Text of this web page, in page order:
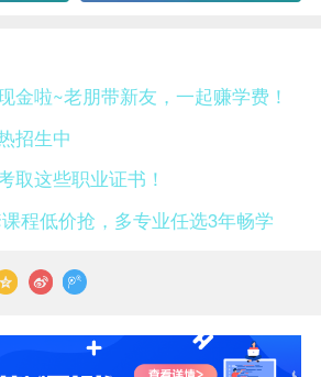
金啦~老朋带新友，一起赚学费！
招生中
取这些职业证书！
程低价抢，多专业任选3年畅学